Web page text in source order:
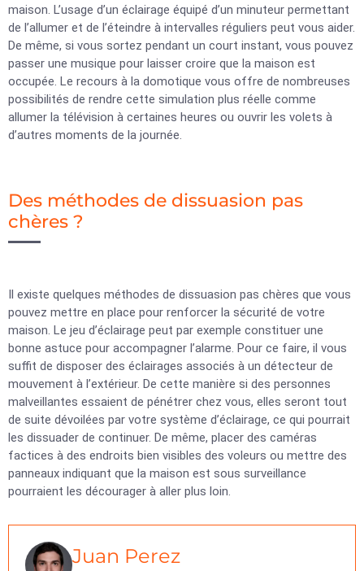
maison. L’usage d’un éclairage équipé d’un minuteur permettant
de l’allumer et de l’éteindre à intervalles réguliers peut vous aider.
De même, si vous sortez pendant un court instant, vous pouvez
passer une musique pour laisser croire que la maison est
occupée. Le recours à la domotique vous offre de nombreuses
possibilités de rendre cette simulation plus réelle comme
allumer la télévision à certaines heures ou ouvrir les volets à
d’autres moments de la journée.
Des méthodes de dissuasion pas
chères ?
Il existe quelques méthodes de dissuasion pas chères que vous
pouvez mettre en place pour renforcer la sécurité de votre
maison. Le jeu d’éclairage peut par exemple constituer une
bonne astuce pour accompagner l’alarme. Pour ce faire, il vous
suffit de disposer des éclairages associés à un détecteur de
mouvement à l’extérieur. De cette manière si des personnes
malveillantes essaient de pénétrer chez vous, elles seront tout
de suite dévoilées par votre système d’éclairage, ce qui pourrait
les dissuader de continuer. De même, placer des caméras
factices à des endroits bien visibles des voleurs ou mettre des
panneaux indiquant que la maison est sous surveillance
pourraient les décourager à aller plus loin.
Juan Perez